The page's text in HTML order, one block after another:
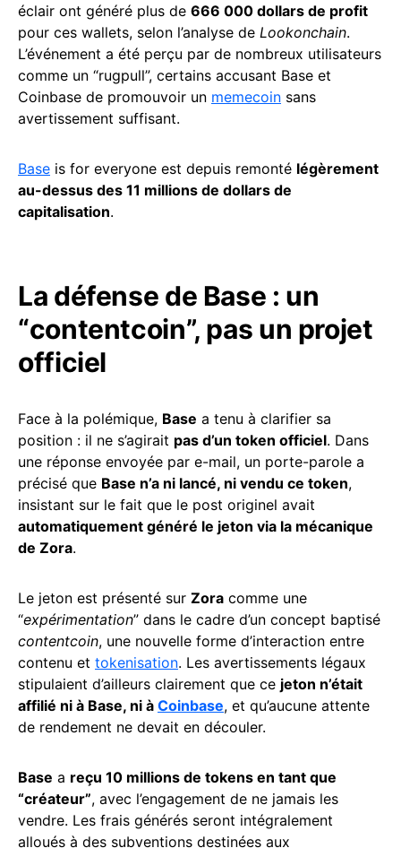
éclair ont généré plus de 666 000 dollars de profit
pour ces wallets, selon l’analyse de Lookonchain.
L’événement a été perçu par de nombreux utilisateurs
comme un “rugpull”, certains accusant Base et
Coinbase de promouvoir un memecoin sans
avertissement suffisant.
Base is for everyone est depuis remonté légèrement
au-dessus des 11 millions de dollars de
capitalisation.
La défense de Base : un
“contentcoin”, pas un projet
officiel
Face à la polémique, Base a tenu à clarifier sa
position : il ne s’agirait pas d’un token officiel. Dans
une réponse envoyée par e-mail, un porte-parole a
précisé que Base n’a ni lancé, ni vendu ce token,
insistant sur le fait que le post originel avait
automatiquement généré le jeton via la mécanique
de Zora.
Le jeton est présenté sur Zora comme une
“expérimentation” dans le cadre d’un concept baptisé
contentcoin, une nouvelle forme d’interaction entre
contenu et tokenisation. Les avertissements légaux
stipulaient d’ailleurs clairement que ce jeton n’était
affilié ni à Base, ni à Coinbase, et qu’aucune attente
de rendement ne devait en découler.
Base a reçu 10 millions de tokens en tant que
“créateur”, avec l’engagement de ne jamais les
vendre. Les frais générés seront intégralement
alloués à des subventions destinées aux